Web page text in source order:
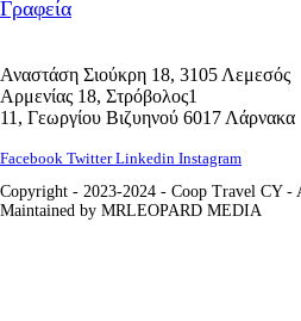
Γραφεία
Αναστάση Σιούκρη 18, 3105 Λεμεσός
Αρμενίας 18, Στρόβολος1
11, Γεωργίου Βιζυηνού 6017 Λάρνακα
Facebook Twitter Linkedin Instagram
Copyright - 2023-2024 - Coop Travel CY -
Maintained by MRLEOPARD MEDIA